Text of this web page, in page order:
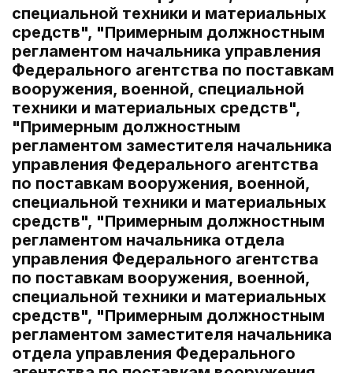
специальной техники и материальных
средств", "Примерным должностным
регламентом начальника управления
Федерального агентства по поставкам
вооружения, военной, специальной
техники и материальных средств",
"Примерным должностным
регламентом заместителя начальника
управления Федерального агентства
по поставкам вооружения, военной,
специальной техники и материальных
средств", "Примерным должностным
регламентом начальника отдела
управления Федерального агентства
по поставкам вооружения, военной,
специальной техники и материальных
средств", "Примерным должностным
регламентом заместителя начальника
отдела управления Федерального